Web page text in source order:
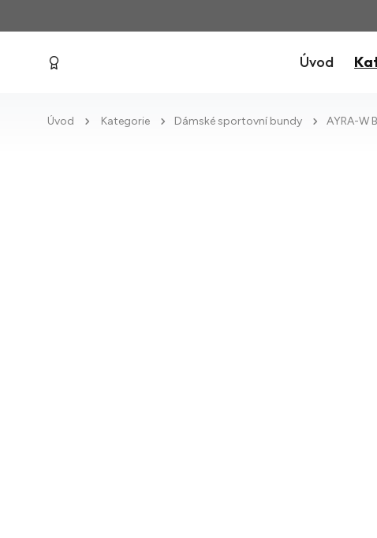
Úvod
Úvod Kategorie Dámské sportovní bundy AYRA-W